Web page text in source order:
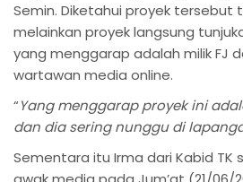
Semin. Diketahui proyek tersebut
melainkan proyek langsung
yang menggarap adalah milik FJ
wartawan media online.
“Yang menggarap proyek ini
dan dia sering nunggu di
Sementara itu Irma dari Kabid TK